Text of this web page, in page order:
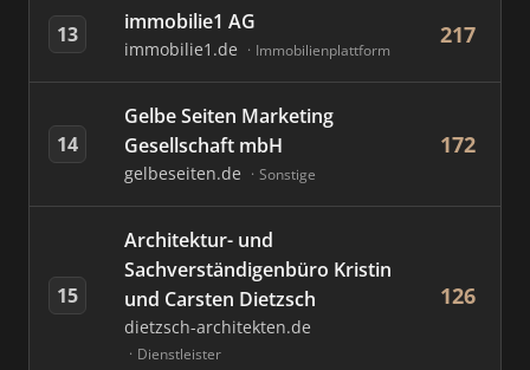
13 immobilie1 AG
immobilie1.de Immobilienplattform
217
14
Gelbe Seiten Marketing
Gesellschaft mbH
gelbeseiten.de Sonstige
172
15
Architektur- und
Sachverständigenbüro Kristin
und Carsten Dietzsch
dietzsch-architekten.de
Dienstleister
126